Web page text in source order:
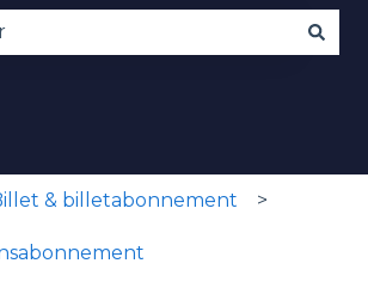
& billetabonnement